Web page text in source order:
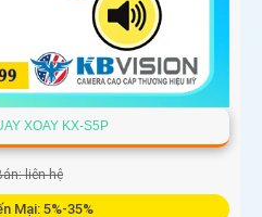
XOAY KX-S5P
liên hệ
Mại: 5%-35%